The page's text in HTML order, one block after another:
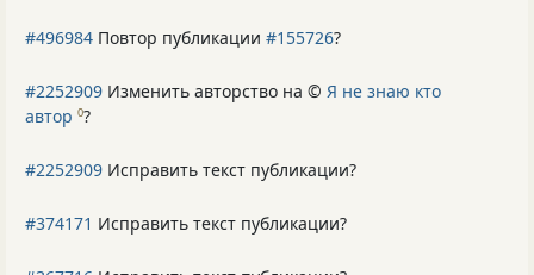
#496984 Повтор публикации #155726?
#2252909 Изменить авторство на © Я не знаю кто
автор 0?
#2252909 Исправить текст публикации?
#374171 Исправить текст публикации?